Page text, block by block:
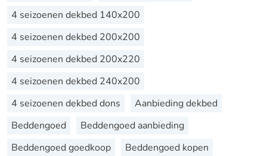
4 seizoenen dekbed 140x200
4 seizoenen dekbed 200x200
4 seizoenen dekbed 200x220
4 seizoenen dekbed 240x200
4 seizoenen dekbed dons
Aanbieding dekbed
Beddengoed
Beddengoed aanbieding
Beddengoed goedkoop
Beddengoed kopen